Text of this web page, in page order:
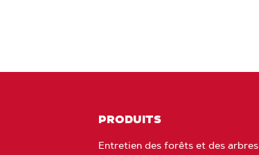
PRODUITS
Entretien des forêts et des arbres